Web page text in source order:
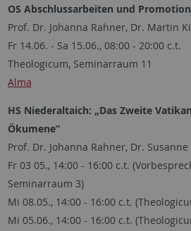
OS Abschlussarbeiten und
Prof. Dr. Johanna Rahner, Dr. Martin
Fr 14.06. - Sa 15.06., 08:00 - 20:00 c.t.
Theologicum, Seminarraum 11
Alma
HS Niederaltaich: „Das Zweite
Ökumene“
Prof. Dr. Johanna Rahner, Dr.
Fr 03 05., 14:00 - 16:00 c.t.
Seminarraum 3)
Mi 08.05., 14:00 - 16:00 c.t.
Mi 05.06., 14:00 - 16:00 c.t.